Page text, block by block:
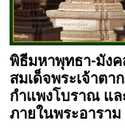
พิธีมหาพุทธา-มัง
สมเด็จพระเจ้าต
กำแพงโบราณ แล
ภายในพระอารา